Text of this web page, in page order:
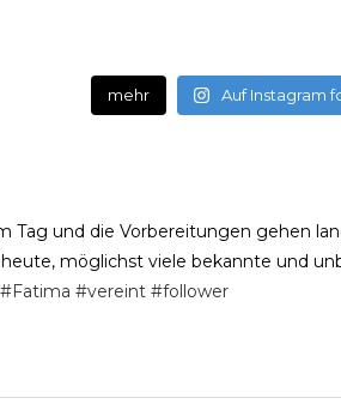
mehr Auf Instagram
Tag und die Vorbereitungen gehen
möglichst viele bekannte und
#Fatima #vereint #follower